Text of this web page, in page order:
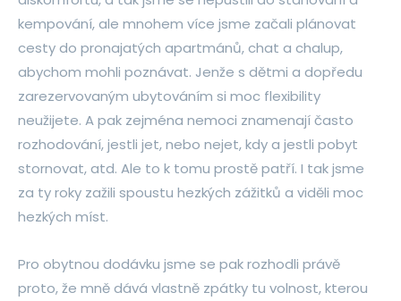
kempování, ale mnohem více jsme začali plánovat
cesty do pronajatých apartmánů, chat a chalup,
abychom mohli poznávat. Jenže s dětmi a dopředu
zarezervovaným ubytováním si moc flexibility
neužijete. A pak zejména nemoci znamenají často
rozhodování, jestli jet, nebo nejet, kdy a jestli pobyt
stornovat, atd. Ale to k tomu prostě patří. I tak jsme
za ty roky zažili spoustu hezkých zážitků a viděli moc
hezkých míst.
Pro obytnou dodávku jsme se pak rozhodli právě
proto, že mně dává vlastně zpátky tu volnost, kterou